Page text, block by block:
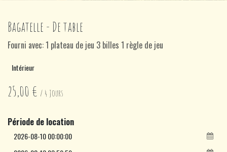
Bagatelle - De table
Fourni avec: 1 plateau de jeu 3 billes 1 règle de jeu
Intérieur
25,00 € / 4 Jours
Période de location